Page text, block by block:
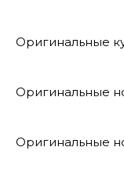
Оригинальные
Оригинальные
Оригинальные